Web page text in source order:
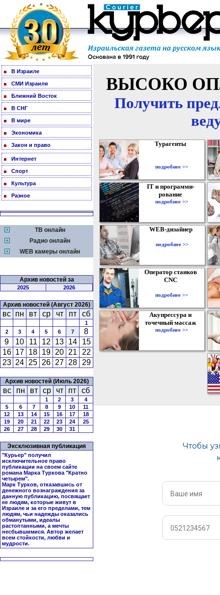
В Израиле
СМИ Израиля
Ближний Восток
В СНГ
В мире
Экономика
Закон и право
Интернет
Спорт
Культура
Разное
ТВ онлайн
Радио онлайн
WEB камеры онлайн
Архив новостей за
2025 2026
Архив новостей (Август 2026)
вс пн вт ср чт пт сб
1
2
3 4 5 6 7
8
9
10 11 12 13 14
15
16 17 18 19 20 21
22
23 24 25 26 27 28 29
Архив новостей (Июль 2026)
вс пн вт ср чт пт сб
1 2 3
4
5
6 7 8 9 10
11
12
13 14 15 16 17
18
19
20 21 22 23 24
25
26
27 28 29 30 31
Эксклюзивная публикация
"Курьер" получил
исключительное право
публикации на своем сайте
романа Марка Туркова "Кратно
четырем".
Марк Турков, отказавшись от
денежного вознаграждения за
данную публикацию, посвящает
ее людям, которые живут в
Израиле и за его пределами, тем
людям, чьи надежды оказались
обманутыми, идеалы
растоптанными, а мечты
несбывшимися. Автор желает
всем стойкости, любви и
мудрости.
ВЫСОКО
Получить
Турагенты
подробнее >>
IT и программи-
рование
подробнее >>
WEB-дизайнер
подробнее >>
Оператор станков
CNC
подробнее >>
Акупрессура и
точечный массаж
подробнее >>